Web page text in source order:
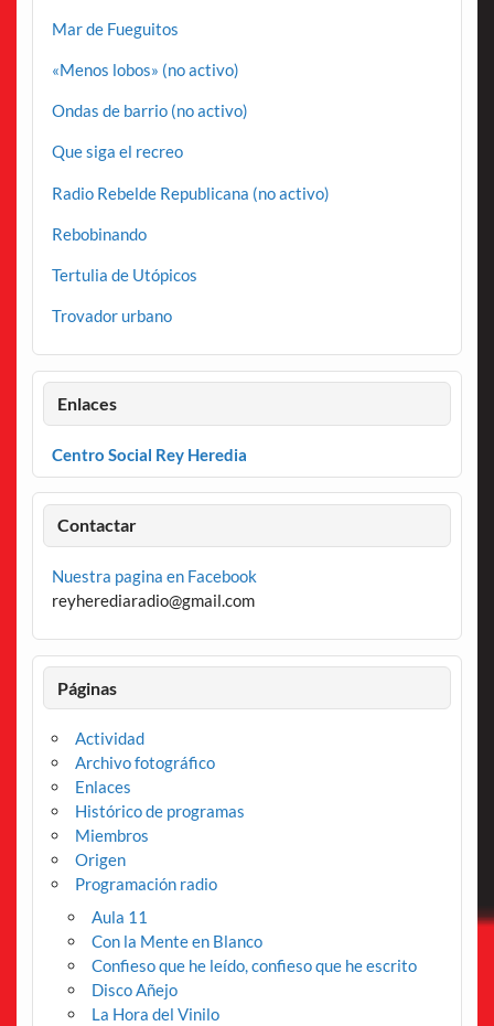
Mar de Fueguitos
«Menos lobos» (no activo)
Ondas de barrio (no activo)
Que siga el recreo
Radio Rebelde Republicana (no activo)
Rebobinando
Tertulia de Utópicos
Trovador urbano
Enlaces
Centro Social Rey Heredia
Contactar
Nuestra pagina en Facebook
reyherediaradio@gmail.com
Páginas
Actividad
Archivo fotográfico
Enlaces
Histórico de programas
Miembros
Origen
Programación radio
Aula 11
Con la Mente en Blanco
Confieso que he leído, confieso que he escrito
Disco Añejo
La Hora del Vinilo